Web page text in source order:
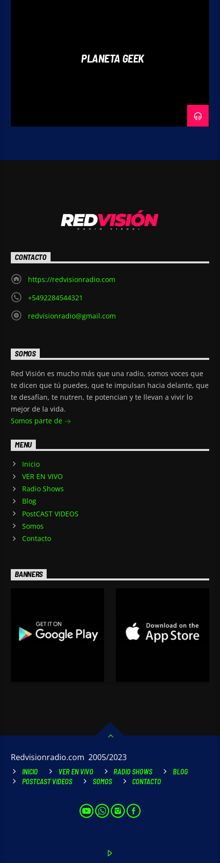
PLANETA GEEK
CONTACTO
https://redvisionradio.com
+5492284544321
redvisionradio@gmail.com
SOMOS
Red Visión es mucho más que una radio, somos voces que
te dicen que tú puedes, que te impulsan hacia delante, que
te desafían, te nutren, te potencian y te llevan a vivir lo
mejor de la vida.
Somos parte de
MENU
Inicio
VER EN VIVO
Radio Shows
Blog
PostCAST VIDEOS
Somos
Contacto
BANNERS
Redvisionradio.com 2005/2023
INICIO VER EN VIVO RADIO SHOWS
BLOG
POSTCAST VIDEOS
SOMOS CONTACTO